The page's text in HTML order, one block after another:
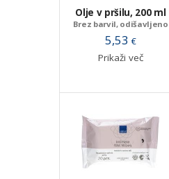
Olje v pršilu, 200 ml
Brez barvil, odišavljeno
5,53 €
Prikaži več